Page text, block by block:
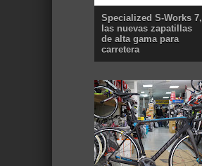
Specialized S-Works 7,
las nuevas zapatillas
de alta gama para
carretera